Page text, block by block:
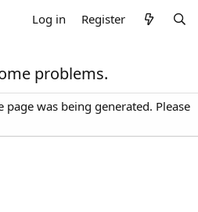
Log in Register
problems.
was being generated. Please